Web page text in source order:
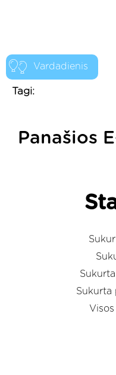
Vardadienis
Tagi:
Panašios
Sukurta